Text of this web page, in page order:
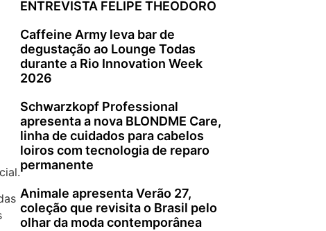
ENTREVISTA FELIPE THEODORO
Caffeine Army leva bar de
degustação ao Lounge Todas
durante a Rio Innovation Week
2026
Schwarzkopf Professional
apresenta a nova BLONDME Care,
linha de cuidados para cabelos
loiros com tecnologia de reparo
permanente
Animale apresenta Verão 27,
coleção que revisita o Brasil pelo
olhar da moda contemporânea